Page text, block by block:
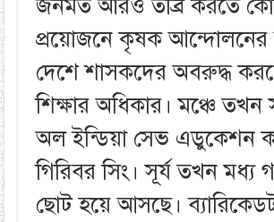
জনমত আরও তীব্র করতে
প্রয়োজনে কৃষক আন্দোলনের
দেশে শাসকদের অবরুদ্ধ
শিক্ষার অধিকার। মঞ্চে তখন
অল ইন্ডিয়া সেভ এডুকেশন
গিরিবর সিং। সূর্য তখন মধ্য
ছোট হয়ে আসছে।